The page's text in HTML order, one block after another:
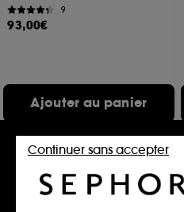
9
93,00€
Ajouter au panier
Continuer sans accepter